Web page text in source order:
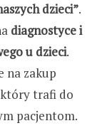
dzieci”.
diagnostyce i
u dzieci.
na zakup
który trafi do
pacjentom.